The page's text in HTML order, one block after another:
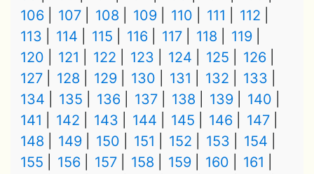
106
107 108 109 110 111
112
113
114 115 116 117 118
119
120
121 122 123 124 125
126
127
128 129 130 131 132
133
134
135 136 137 138 139
140
141
142 143 144 145 146
147
148
149 150 151 152 153
154
155
156 157 158 159 160
161